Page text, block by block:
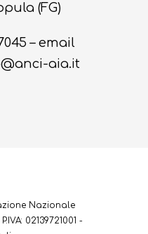
(FG)
– email
aia.it
Nazionale
02139721001 -